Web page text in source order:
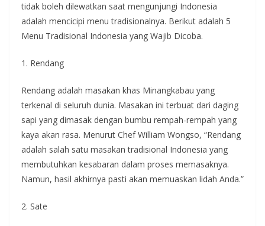
tidak boleh dilewatkan saat mengunjungi Indonesia
adalah mencicipi menu tradisionalnya. Berikut adalah 5
Menu Tradisional Indonesia yang Wajib Dicoba.
1. Rendang
Rendang adalah masakan khas Minangkabau yang
terkenal di seluruh dunia. Masakan ini terbuat dari daging
sapi yang dimasak dengan bumbu rempah-rempah yang
kaya akan rasa. Menurut Chef William Wongso, “Rendang
adalah salah satu masakan tradisional Indonesia yang
membutuhkan kesabaran dalam proses memasaknya.
Namun, hasil akhirnya pasti akan memuaskan lidah Anda.”
2. Sate